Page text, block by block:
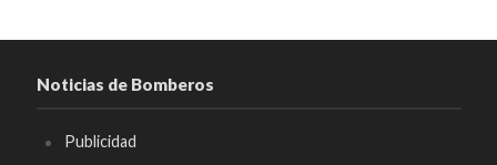
Noticias de Bomberos
Publicidad